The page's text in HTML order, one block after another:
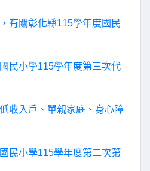
有關彰化縣115學年度國民
民小學115學年度第三次代
收入戶、單親家庭、身心障
民小學115學年度第二次第